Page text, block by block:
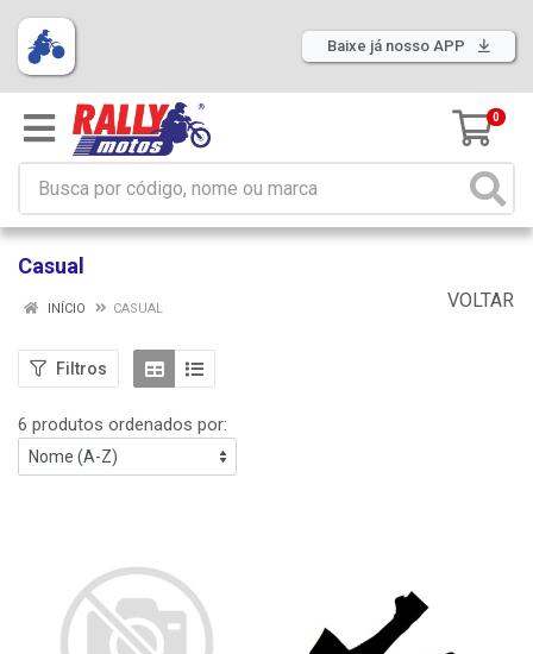
Baixe já nosso APP
0
Casual
VOLTAR
INÍCIO CASUAL
Filtros
6 produtos ordenados por: